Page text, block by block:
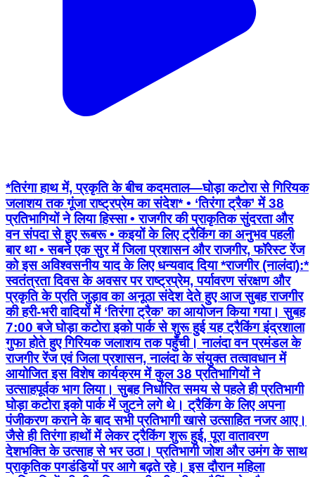
*तिरंगा हाथ में, प्रकृति के बीच कदमताल—घोड़ा कटोरा से गिरियक
जलाशय तक गूंजा राष्ट्रप्रेम का संदेश* • ‘तिरंगा ट्रैक’ में 38
प्रतिभागियों ने लिया हिस्सा • राजगीर की प्राकृतिक सुंदरता और
वन संपदा से हुए रूबरू • ⁠कइयों के लिए ट्रैकिंग का अनुभव पहली
बार था • ⁠सबने एक सुर में जिला प्रशासन और राजगीर, फॉरेस्ट रेंज
को इस अविश्वसनीय याद के लिए धन्यवाद दिया *राजगीर (नालंदा):*
स्वतंत्रता दिवस के अवसर पर राष्ट्रप्रेम, पर्यावरण संरक्षण और
प्रकृति के प्रति जुड़ाव का अनूठा संदेश देते हुए आज सुबह राजगीर
की हरी-भरी वादियों में ‘तिरंगा ट्रैक’ का आयोजन किया गया। सुबह
7:00 बजे घोड़ा कटोरा इको पार्क से शुरू हुई यह ट्रैकिंग इंद्रशाला
गुफा होते हुए गिरियक जलाशय तक पहुँची। नालंदा वन प्रमंडल के
राजगीर रेंज एवं जिला प्रशासन, नालंदा के संयुक्त तत्वावधान में
आयोजित इस विशेष कार्यक्रम में कुल 38 प्रतिभागियों ने
उत्साहपूर्वक भाग लिया। सुबह निर्धारित समय से पहले ही प्रतिभागी
घोड़ा कटोरा इको पार्क में जुटने लगे थे। ट्रैकिंग के लिए अपना
पंजीकरण कराने के बाद सभी प्रतिभागी खासे उत्साहित नजर आए।
जैसे ही तिरंगा हाथों में लेकर ट्रैकिंग शुरू हुई, पूरा वातावरण
देशभक्ति के उत्साह से भर उठा। प्रतिभागी जोश और उमंग के साथ
प्राकृतिक पगडंडियों पर आगे बढ़ते रहे। इस दौरान महिला